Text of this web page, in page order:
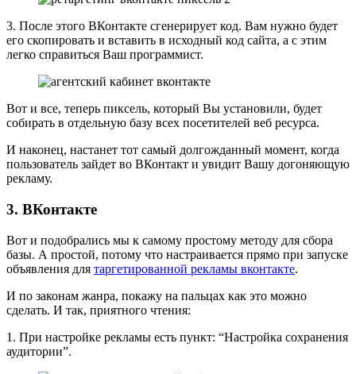
3. После этого ВКонтакте сгенерирует код. Вам нужно будет
его скопировать и вставить в исходный код сайта, а с этим
легко справиться Ваш программист.
Вот и все, теперь пиксель, который Вы установили, будет
собирать в отдельную базу всех посетителей веб ресурса.
И наконец, настанет тот самый долгожданный момент, когда
пользователь зайдет во ВКонтакт и увидит Вашу догоняющую
рекламу.
3. ВКонтакте
Вот и подобрались мы к самому простому методу для сбора
базы. А простой, потому что настраивается прямо при запуске
объявления для таргетированной рекламы вконтакте.
И по законам жанра, покажу на пальцах как это можно
сделать. И так, приятного чтения:
1. При настройке рекламы есть пункт: “Настройка сохранения
аудитории”.